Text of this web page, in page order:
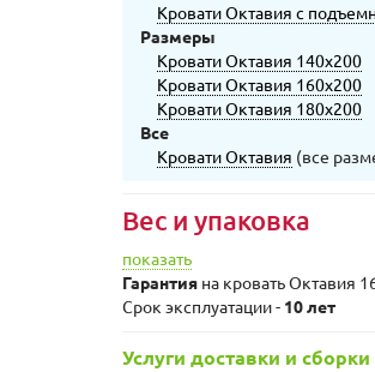
Кровати Октавия с
Размеры
Кровати Октавия 140х200
Кровати Октавия 160х200
Кровати Октавия 180х200
Все
Кровати Октавия (все
Вес и упаковка
показать
Гарантия на кровать Октавия
Срок эксплуатации - 10 лет
Услуги доставки и сборки